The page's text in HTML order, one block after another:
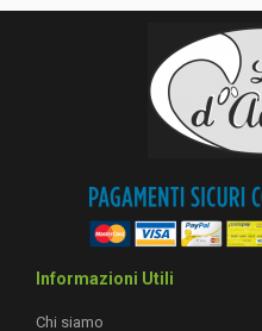
Informazioni Utili
Chi siamo